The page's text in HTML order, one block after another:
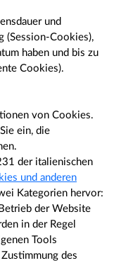
und
(Session-Cookies),
haben und bis zu
Cookies).
von Cookies.
ein, die
der italienischen
und anderen
Kategorien hervor:
der Website
in der Regel
Tools
des